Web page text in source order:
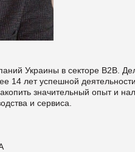
Украины в секторе В2В.
14 лет успешной
значительный опыт и
и сервиса.